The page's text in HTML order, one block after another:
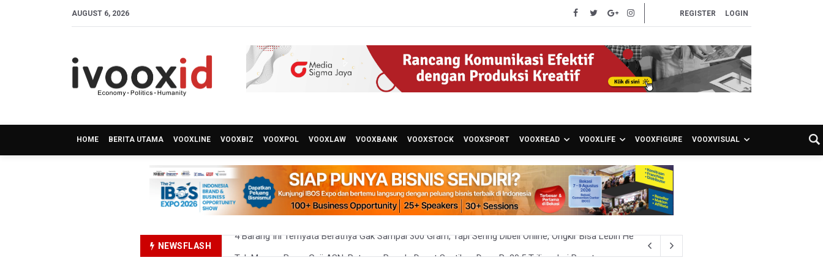
AUGUST 6, 2026 REGISTER LOGIN
HOME BERITA UTAMA VOOXLINE VOOXBIZ VOOXPOL VOOXLAW VOOXBANK VOOXSTOCK VOOXSPORT VOOXREAD VOOXLIFE VOOXFIGURE VOOXVISUAL
NEWSFLASH